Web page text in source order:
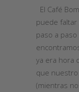
El Café
puede faltar
paso a
ya era hora
que
(mientras